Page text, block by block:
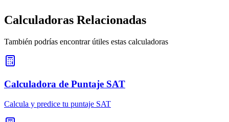
Calculadoras Relacionadas
También podrías encontrar útiles estas calculadoras
Calculadora de Puntaje SAT
Calcula y predice tu puntaje SAT